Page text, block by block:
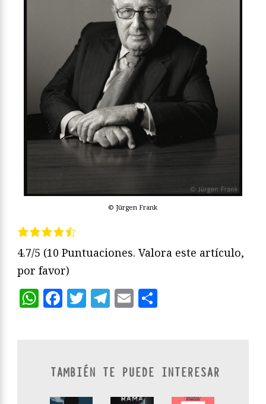
© Jürgen Frank
4.7/5 (10 Puntuaciones. Valora este artículo,
por favor)
WhatsApp
Facebook
Twitter
Telegram
Email
TAMBIÉN TE PUEDE INTERESAR